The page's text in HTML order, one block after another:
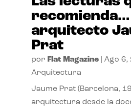
recomienda…
arquitecto
Prat
por Flat Magazine| Ago 6,
Arquitectura
Jaume Prat (Barcelona,
arquitectura desde la